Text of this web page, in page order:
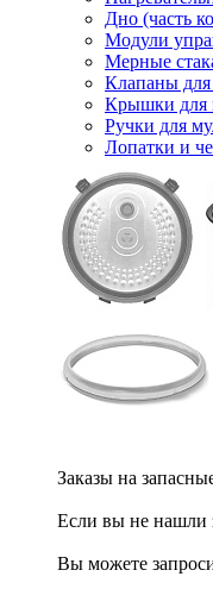
Дно (часть
Модули
Мерные
Клапаны для
Крышки для
Ручки для
Лопатки и
Заказы на
Если вы не нашли
Вы можете